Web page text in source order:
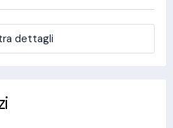
dettagli